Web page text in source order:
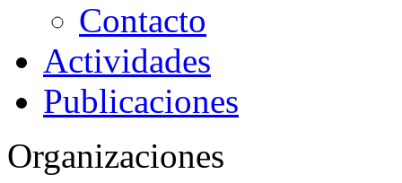
Contacto
Actividades
Publicaciones
Organizaciones